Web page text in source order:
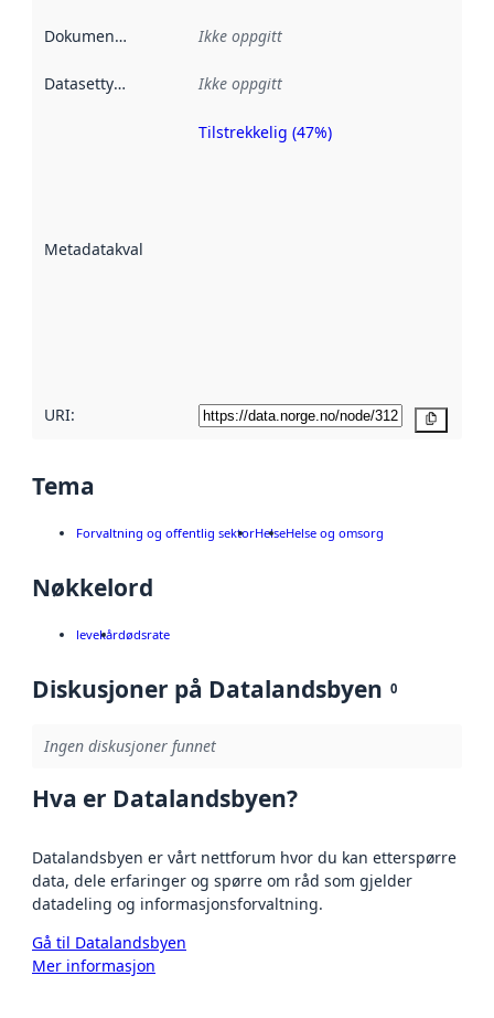
Dokumentasjon Ikke oppgitt
Datasettype Ikke oppgitt
Metadatakvalitet
Metadatakvalitet
Tilstrekkelig (47%)
URI:
Tema
Forvaltning og offentlig sektorHelseHelse og omsorg
Nøkkelord
levekårdødsrate
Diskusjoner på Datalandsbyen 0
Ingen diskusjoner funnet
Hva er Datalandsbyen?
Datalandsbyen er vårt nettforum hvor du kan etterspørre
data, dele erfaringer og spørre om råd som gjelder
datadeling og informasjonsforvaltning.
Gå til Datalandsbyen
Mer informasjon